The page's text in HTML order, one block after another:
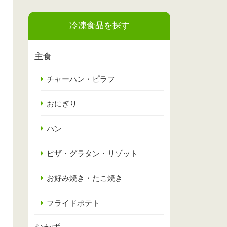
冷凍食品を探す
主食
チャーハン・ピラフ
おにぎり
パン
ピザ・グラタン・リゾット
お好み焼き・たこ焼き
フライドポテト